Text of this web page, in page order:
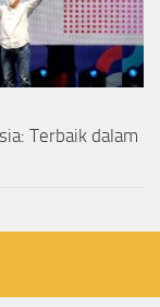
Terbaik dalam